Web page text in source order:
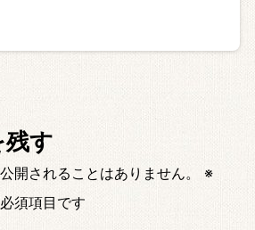
残す
開されることはありません。
※
須項目です